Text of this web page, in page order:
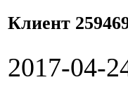
Клиент
2017-04-